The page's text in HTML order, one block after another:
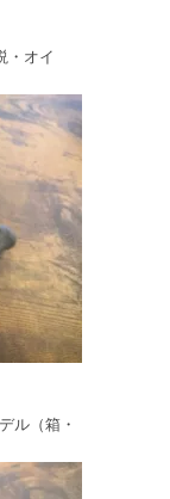
・オイ
ル（箱・